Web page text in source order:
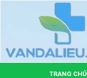
TRANG CHỦ